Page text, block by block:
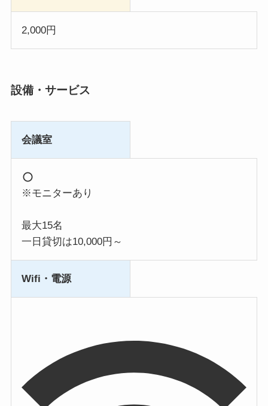
2,000円
設備・サービス
会議室
※モニターあり
最大15名
一日貸切は10,000円～
Wifi・電源